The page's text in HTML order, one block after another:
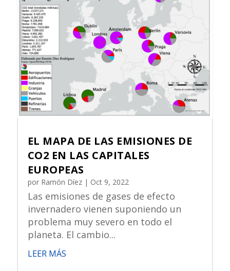
EL MAPA DE LAS EMISIONES DE
CO2 EN LAS CAPITALES
EUROPEAS
por Ramón Díez| Oct 9, 2022
Las emisiones de gases de efecto
invernadero vienen suponiendo un
problema muy severo en todo el
planeta. El cambio...
LEER MÁS